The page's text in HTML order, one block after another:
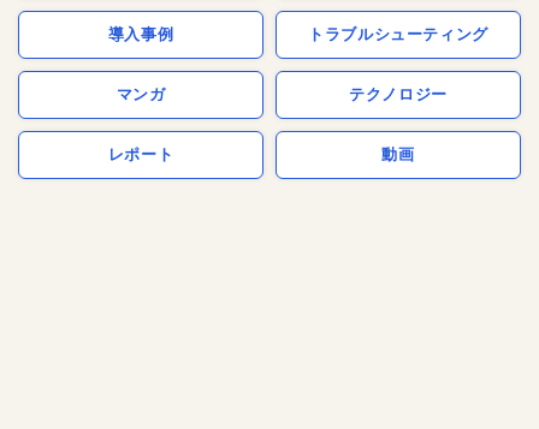
導入事例 トラブルシューティング
マンガ テクノロジー
レポート 動画